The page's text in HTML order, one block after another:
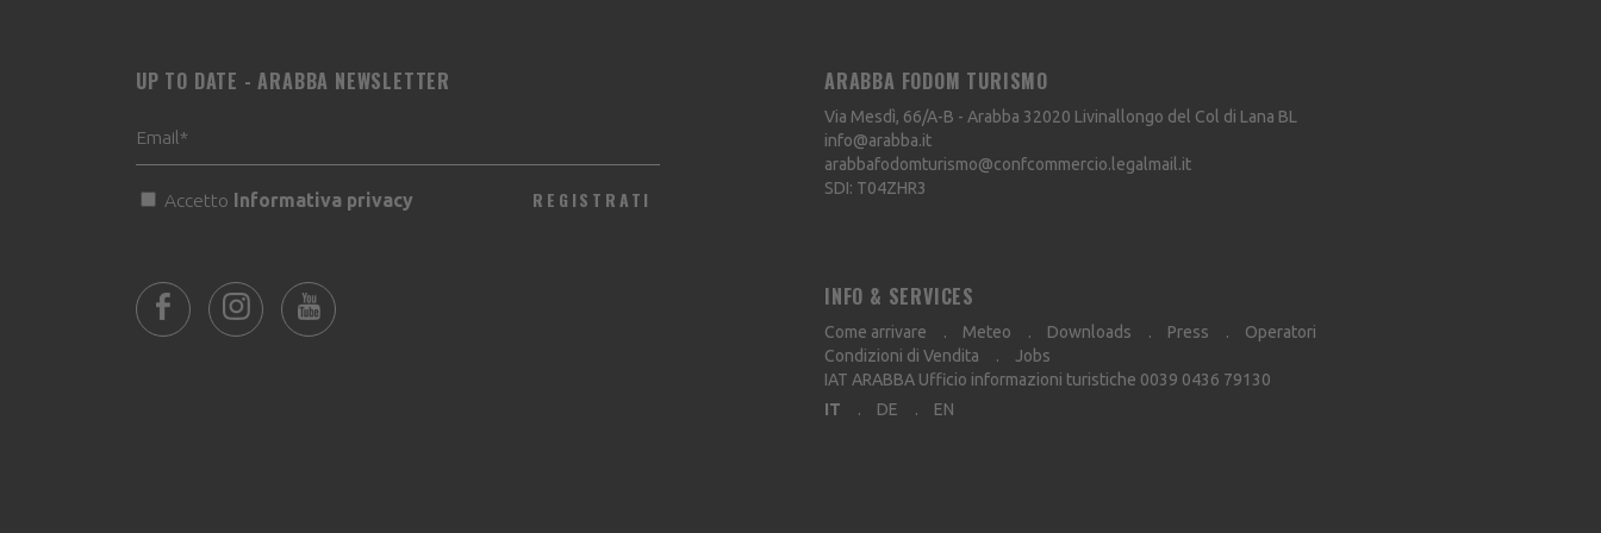
UP TO DATE - ARABBA NEWSLETTER
Accetto Informativa privacy REGISTRATI
ARABBA FODOM TURISMO
Via Mesdì, 66/A-B - Arabba 32020 Livinallongo del Col di Lana BL
info@arabba.it
arabbafodomturismo@confcommercio.legalmail.it
SDI: T04ZHR3
INFO & SERVICES
Come arrivare Meteo Downloads Press
Operatori
Condizioni di Vendita
Jobs
IAT ARABBA Ufficio informazioni turistiche 0039 0436 79130
IT
DE EN